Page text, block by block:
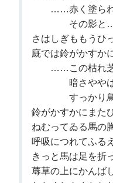
……赤く塗られ
その影と
さはしぎももうひ
廐では鈴がかすか
……この枯れ芝
暗さややは
すっかり鳥
鈴がかすかにまた
ねむってゐる馬の
呼吸につれてふる
きっと馬は足を折
蓐草の上にかんば